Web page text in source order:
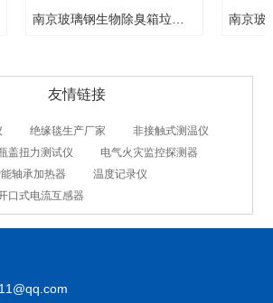
南京玻璃钢生物除臭箱垃圾站废气处理耐腐蚀 南京玻璃钢盖板密封板集气罩工业废气处理
友情链接
绝缘毯生产厂家
非接触式测温仪
盖扭力测试仪
电气火灾监控探测器
轴承加热器
温度记录仪
口式电流互感器